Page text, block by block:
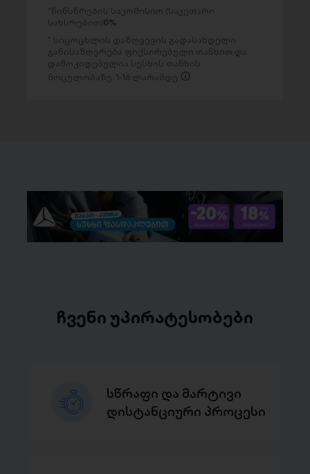
წინსწრების საკომისიო (საკუთარი
სახსრებით)0%
სიცოცხლის დაზღვევის გადასახდელი
განისაზღვრება ფიქსირებული თანხით და
დამოკიდებულია სესხის თანხის
მოცულობაზე: 1-16 ლარამდე
ჩვენი უპირატესობები
სწრაფი და მარტივი
დისტანციური პროცესი